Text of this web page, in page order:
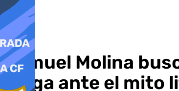
Samuel Molina
juega ante el mito